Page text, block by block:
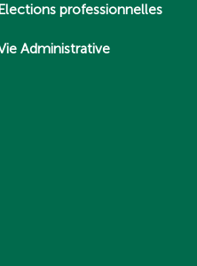
professionnelles
Administrative